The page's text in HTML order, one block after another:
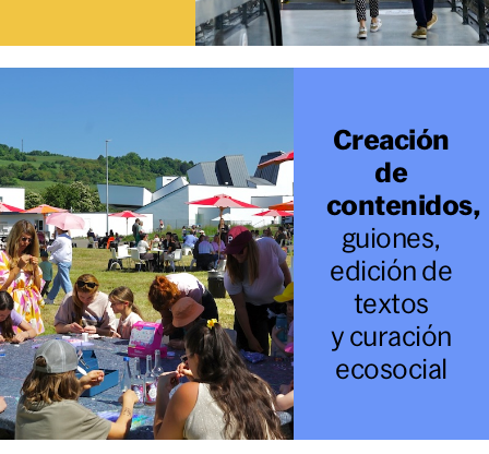
Creación
de
contenidos,
guiones,
edición de
textos
y curación
ecosocial